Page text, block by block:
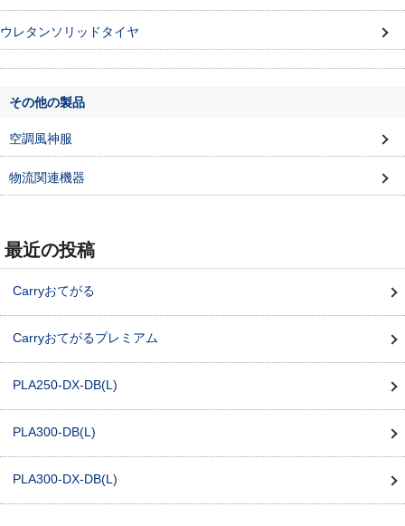
ウレタンソリッドタイヤ
その他の製品
空調風神服
物流関連機器
最近の投稿
Carryおてがる
Carryおてがるプレミアム
PLA250-DX-DB(L)
PLA300-DB(L)
PLA300-DX-DB(L)